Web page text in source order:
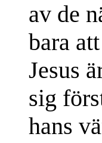
av de
bara
Jesus
sig
hans